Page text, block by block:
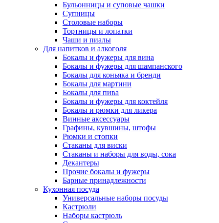
Бульонницы и суповые чашки
Супницы
Столовые наборы
Тортницы и лопатки
Чаши и пиалы
Для напитков и алкоголя
Бокалы и фужеры для вина
Бокалы и фужеры для шампанского
Бокалы для коньяка и бренди
Бокалы для мартини
Бокалы для пива
Бокалы и фужеры для коктейля
Бокалы и рюмки для ликера
Винные аксессуары
Графины, кувшины, штофы
Рюмки и стопки
Стаканы для виски
Стаканы и наборы для воды, сока
Декантеры
Прочие бокалы и фужеры
Барные принадлежности
Кухонная посуда
Универсальные наборы посуды
Кастрюли
Наборы кастрюль